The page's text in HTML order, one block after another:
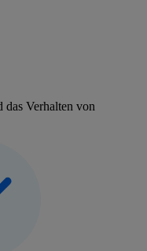
Verhalten von